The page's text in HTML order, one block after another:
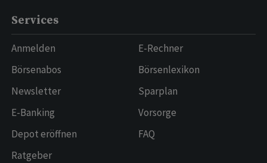
Services
Anmelden
Börsenabos
Newsletter
E-Banking
Depot eröffnen
Ratgeber
E-Rechner
Börsenlexikon
Sparplan
Vorsorge
FAQ